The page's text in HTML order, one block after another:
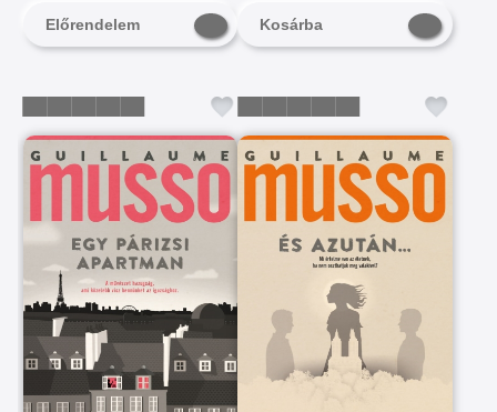
Előrendelem Kosárba